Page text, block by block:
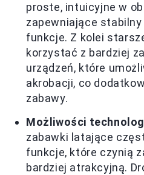
proste, intuicyjne w
zapewniające
funkcje. Z kolei
korzystać z bardziej
urządzeń, które
akrobacji, co
zabawy.
Możliwości
zabawki latające
funkcje, które czynią
bardziej atrakcyjną.